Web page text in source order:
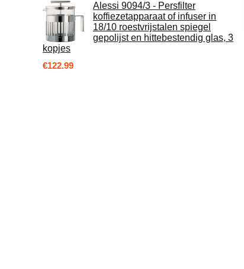
Alessi 9094/3 - Persfilter
koffiezetapparaat of infuser in
18/10 roestvrijstalen spiegel
gepolijst en hittebestendig glas, 3
kopjes
€122.99